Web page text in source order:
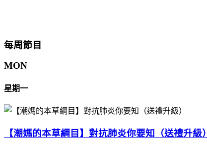
每周節目
MON
星期一
【潮媽的本草綱目】對抗肺炎你要知（送禮升級）